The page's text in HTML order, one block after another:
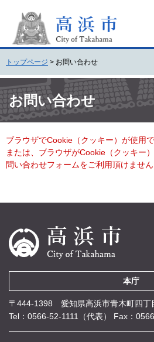
頭
で
す
。
飛
ば
し
て
本
へ
トップページ > お問い合わせ
文 お問い合わせ
ブラウザでCookie（クッキー）が使用
または、ブラウザがCookie（クッキー
問い合わせフォームをご利用頂けません
本庁
〒444-1398 愛知県高浜市青木町四丁
Tel：0566-52-1111（代表）
Fax：